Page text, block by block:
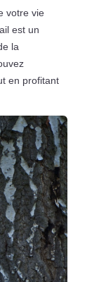
votre vie
est un
la
en profitant